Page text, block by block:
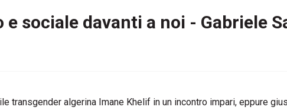
sociale davanti a noi - Gabriele
transgender algerina Imane Khelif in un incontro impari, eppure